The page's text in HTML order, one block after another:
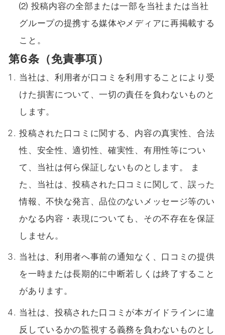
⑵ 投稿内容の全部または一部を当社または当社
グループの提携する媒体やメディアに再掲載する
こと。
第6条（免責事項）
当社は、利用者が口コミを利用することにより受
けた損害について、一切の責任を負わないものと
します。
投稿された口コミに関する、内容の真実性、合法
性、安全性、適切性、確実性、有用性等につい
て、当社は何ら保証しないものとします。 ま
た、当社は、投稿された口コミに関して、誤った
情報、不快な発言、品位のないメッセージ等のい
かなる内容・表現についても、その不存在を保証
しません。
当社は、利用者へ事前の通知なく、口コミの提供
を一時または長期的に中断若しくは終了すること
があります。
当社は、投稿された口コミが本ガイドラインに違
反しているかの監視する義務を負わないものとし